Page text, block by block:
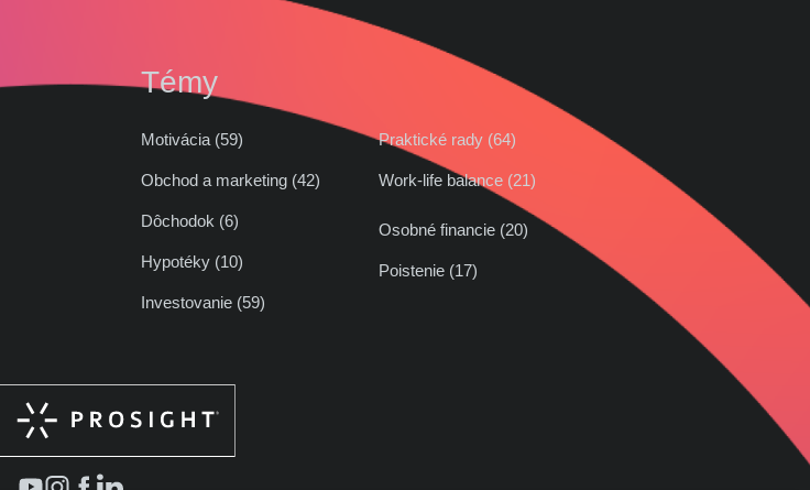
Témy
Motivácia (59)
Obchod a marketing (42)
Praktické rady (64)
Work-life balance (21)
Dôchodok (6)
Hypotéky (10)
Investovanie (59)
Osobné financie (20)
Poistenie (17)